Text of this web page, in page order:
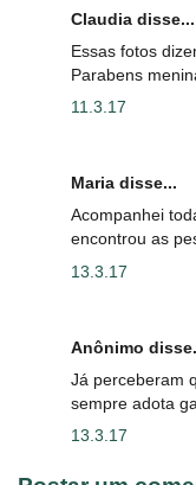
Claudia disse...
Essas fotos
Parabens
11.3.17
Maria disse...
Acompanhei
encontrou as
13.3.17
Anônimo
Já perceberam
sempre adota
13.3.17